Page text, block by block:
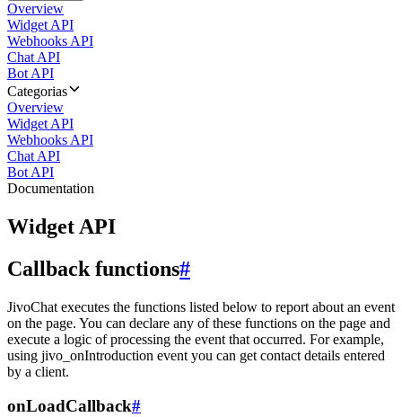
Overview
Widget API
Webhooks API
Chat API
Bot API
Categorias
Overview
Widget API
Webhooks API
Chat API
Bot API
Documentation
Widget API
Callback functions#
JivoChat executes the functions listed below to report about an event
on the page. You can declare any of these functions on the page and
execute a logic of processing the event that occurred. For example,
using jivo_onIntroduction event you can get contact details entered
by a client.
onLoadCallback#